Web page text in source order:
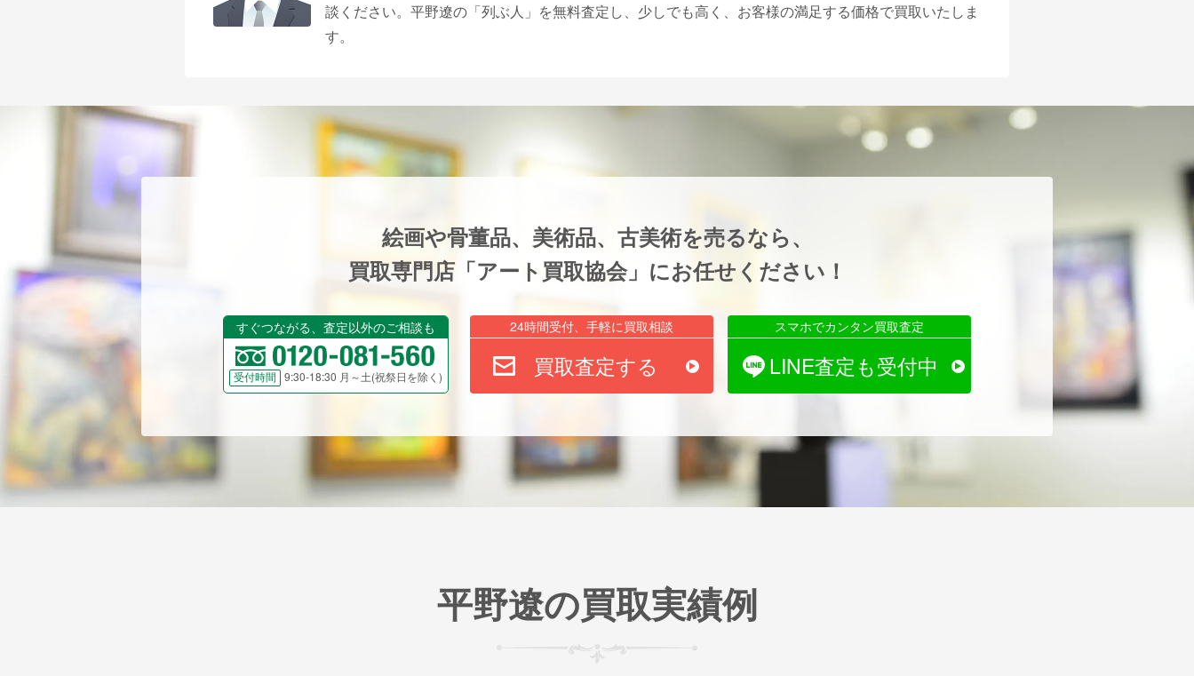
談ください。平野遼の「列ぶ人」を無料査定し、少しでも高く、お客様の満足する価格で買取いたしま
す。
絵画や骨董品、美術品、古美術を売るなら、
買取専門店「アート買取協会」にお任せください！
すぐつながる、査定以外のご相談も
受付時間 9:30-18:30 月～土(祝祭日を除く)
24時間受付、手軽に買取相談
買取査定する
スマホでカンタン買取査定
LINE査定も受付中
平野遼の買取実績例